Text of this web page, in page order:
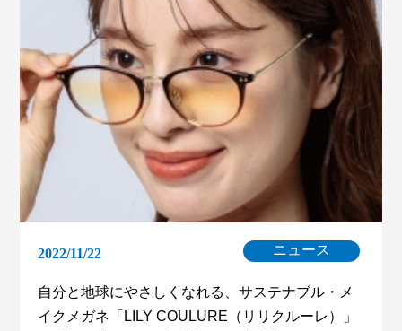
2022/11/22 ニュース
自分と地球にやさしくなれる、サステナブル・メ
イクメガネ「LILY COULURE（リリクルーレ）」